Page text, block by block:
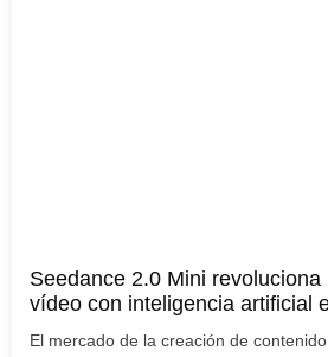
Seedance 2.0 Mini
vídeo con inteligencia artificial
El mercado de la creación de